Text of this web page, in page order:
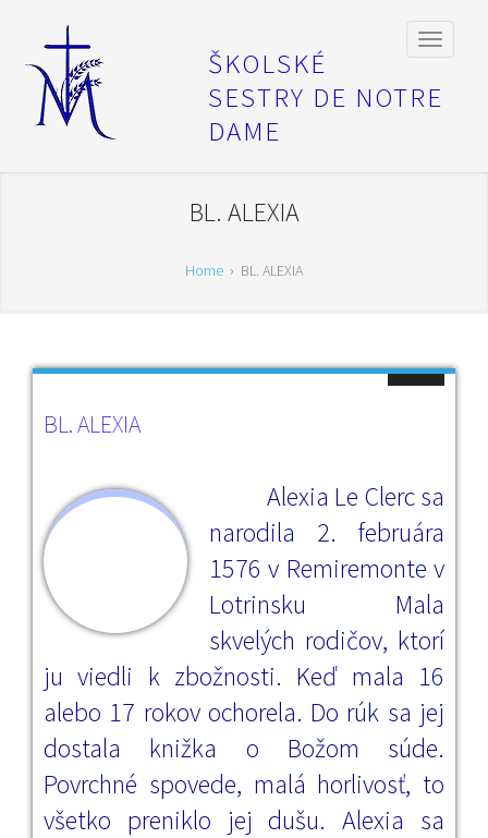
ŠKOLSKÉ
SESTRY DE NOTRE
DAME
BL. ALEXIA
Home › BL. ALEXIA
BL. ALEXIA
Alexia Le Clerc sa
narodila 2. februára
1576 v Remiremonte v
Lotrinsku Mala
skvelých rodičov, ktorí
ju viedli k zbožnosti. Keď mala 16
alebo 17 rokov ochorela. Do rúk sa jej
dostala knižka o Božom súde.
Povrchné spovede, malá horlivosť, to
všetko preniklo jej dušu. Alexia sa